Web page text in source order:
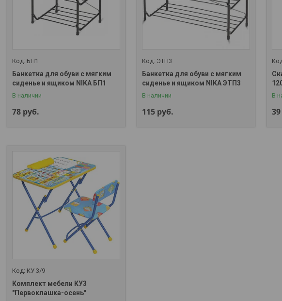
БП1
Банкетка для обуви с мягким
сиденье и ящиком NIKA БП1
В наличии
78 руб.
ЭТП3
Банкетка для обуви с мягким
сиденье и ящиком NIKA ЭТП3
В наличии
115 руб.
В
39
КУ 3/9
Комплект мебели КУ3
"Первоклашка-осень"
+375 (29) 357-01-00